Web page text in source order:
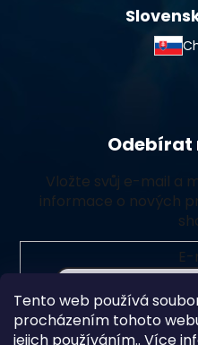
Tento web používá
procházením tohoto
jejich používáním.. Více
Odebírat
Vložte svůj e-mail a
informace o nových
Vložením e-mailu